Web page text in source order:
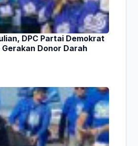
DPC Partai Demokrat
Donor Darah